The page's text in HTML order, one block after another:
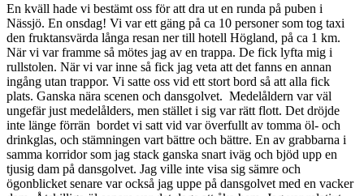
En kväll hade vi bestämt oss för att dra ut en runda på puben i
Nässjö. En onsdag! Vi var ett gäng på ca 10 personer som tog taxi
den fruktansvärda långa resan ner till hotell Högland, på ca 1 km.
När vi var framme så mötes jag av en trappa. De fick lyfta mig i
rullstolen. När vi var inne så fick jag veta att det fanns en annan
ingång utan trappor. Vi satte oss vid ett stort bord så att alla fick
plats. Ganska nära scenen och dansgolvet. Medelåldern var väl
ungefär just medelålders, men stället i sig var rätt flott. Det dröjde
inte länge förrän bordet vi satt vid var överfullt av tomma öl- och
drinkglas, och stämningen vart bättre och bättre. En av grabbarna i
samma korridor som jag stack ganska snart iväg och bjöd upp en
tjusig dam på dansgolvet. Jag ville inte visa sig sämre och
ögonblicket senare var också jag uppe på dansgolvet med en vacker